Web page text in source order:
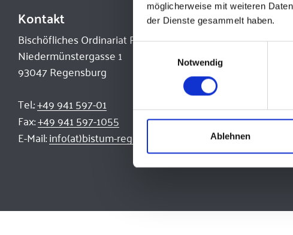
möglicherweise mit weiteren
der Dienste gesammelt haben.
Notwendig
Ablehnen
Kontakt
Bischöfliches Ordinariat Regensburg
Niedermünstergasse 1
93047 Regensburg
Tel.:+49 941 597-01
Fax:+49 941 597-1055
E-Mail:info(at)bistum-regensburg.de